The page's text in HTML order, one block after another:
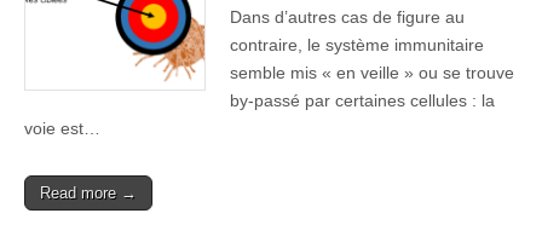
Dans d’autres cas de figure au
contraire, le système immunitaire
semble mis « en veille » ou se trouve
by-passé par certaines cellules : la
voie est…
Read more →